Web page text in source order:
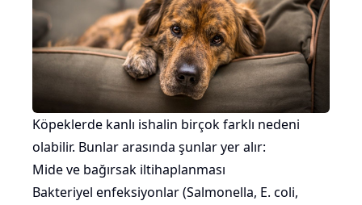
Köpeklerde kanlı ishalin birçok farklı nedeni
olabilir. Bunlar arasında şunlar yer alır:
Mide ve bağırsak iltihaplanması
Bakteriyel enfeksiyonlar (Salmonella, E. coli,